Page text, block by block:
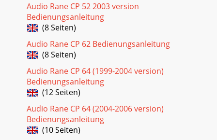
Audio Rane CP 52 2003 version
Bedienungsanleitung
(8 Seiten)
Audio Rane CP 62 Bedienungsanleitung
(8 Seiten)
Audio Rane CP 64 (1999-2004 version)
Bedienungsanleitung
(12 Seiten)
Audio Rane CP 64 (2004-2006 version)
Bedienungsanleitung
(10 Seiten)